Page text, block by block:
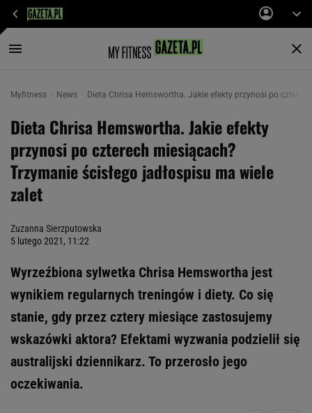
Myfitness News Dieta Chrisa Hemswortha. Jakie efekty przynosi po
Dieta Chrisa Hemswortha. Jakie efekty
przynosi po czterech miesiącach?
Trzymanie ścisłego jadłospisu ma wiele
zalet
Zuzanna Sierzputowska
5 lutego 2021, 11:22
Wyrzeźbiona sylwetka Chrisa Hemswortha jest
wynikiem regularnych treningów i diety. Co się
stanie, gdy przez cztery miesiące zastosujemy
wskazówki aktora? Efektami wyzwania podzielił się
australijski dziennikarz. To przerosło jego
oczekiwania.